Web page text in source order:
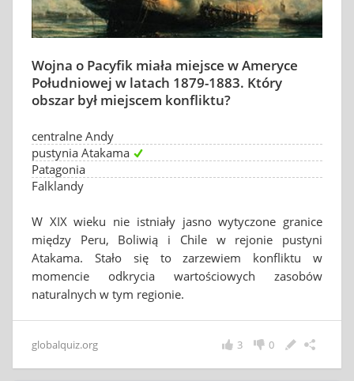
Wojna o Pacyfik miała miejsce w Ameryce
Południowej w latach 1879-1883. Który
obszar był miejscem konfliktu?
centralne Andy
pustynia Atakama
Patagonia
Falklandy
W XIX wieku nie istniały jasno wytyczone granice
między Peru, Boliwią i Chile w rejonie pustyni
Atakama. Stało się to zarzewiem konfliktu w
momencie odkrycia wartościowych zasobów
naturalnych w tym regionie.
globalquiz.org 0
3